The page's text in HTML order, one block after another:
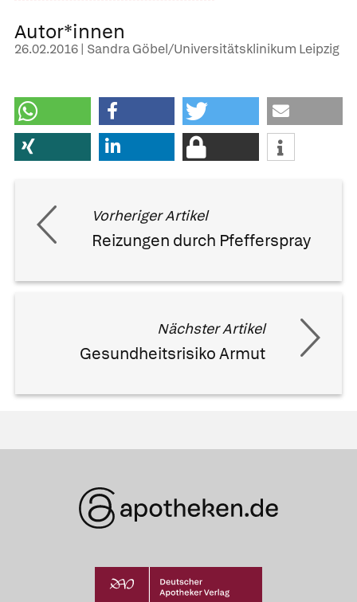
Autor*innen
26.02.2016 | Sandra Göbel/Universitätsklinikum Leipzig
Vorheriger Artikel
Reizungen durch Pfefferspray
Nächster Artikel
Gesundheitsrisiko Armut